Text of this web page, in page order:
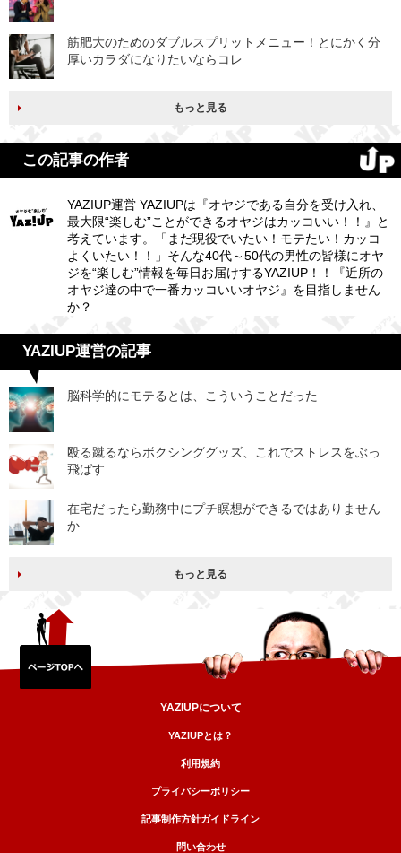
筋肥大のためのダブルスプリットメニュー！とにかく分
厚いカラダになりたいならコレ
もっと見る
この記事の作者
YAZIUP運営 YAZIUPは『オヤジである自分を受け入れ、
最大限“楽しむ”ことができるオヤジはカッコいい！！』と
考えています。「まだ現役でいたい！モテたい！カッコ
よくいたい！！」そんな40代～50代の男性の皆様にオヤ
ジを“楽しむ”情報を毎日お届けするYAZIUP！！『近所の
オヤジ達の中で一番カッコいいオヤジ』を目指しません
か？
YAZIUP運営の記事
脳科学的にモテるとは、こういうことだった
殴る蹴るならボクシンググッズ、これでストレスをぶっ
飛ばす
在宅だったら勤務中にプチ瞑想ができるではありません
か
もっと見る
YAZIUPについて
YAZIUPとは？
利用規約
プライバシーポリシー
記事制作方針ガイドライン
問い合わせ